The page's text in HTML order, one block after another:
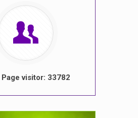
Page visitor: 33782